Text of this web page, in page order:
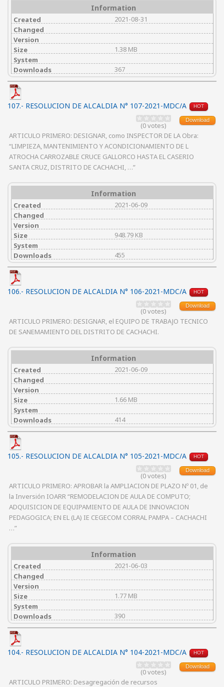
Information
Created
2021-08-31
Changed
Version
Size
1.38 MB
System
Downloads
367
107.- RESOLUCION DE ALCALDIA N° 107-2021-MDC/A HOT
Download
(0 votes)
ARTICULO PRIMERO: DESIGNAR, como INSPECTOR DE LA Obra:
“LIMPIEZA, MANTENIMIENTO Y ACONDICIONAMIENTO DE L
ATROCHA CARROZABLE CRUCE GALLORCO HASTA EL CASERIO
SANTA CRUZ, DISTRITO DE CACHACHI, …”
Information
Created
2021-06-09
Changed
Version
Size
948.79 KB
System
Downloads
455
106.- RESOLUCION DE ALCALDIA N° 106-2021-MDC/A HOT
Download
(0 votes)
ARTICULO PRIMERO: DESIGNAR, el EQUIPO DE TRABAJO TECNICO
DE SANEMAMIENTO DEL DISTRITO DE CACHACHI.
Information
Created
2021-06-09
Changed
Version
Size
1.66 MB
System
Downloads
414
105.- RESOLUCION DE ALCALDIA N° 105-2021-MDC/A HOT
Download
(0 votes)
ARTICULO PRIMERO: APROBAR la AMPLIACION DE PLAZO Nº 01, de
la Inversión IOARR “REMODELACION DE AULA DE COMPUTO;
ADQUISICION DE EQUIPAMIENTO DE AULA DE INNOVACION
PEDAGOGICA; EN EL (LA) IE CEGECOM CORRAL PAMPA – CACHACHI
…”
Information
Created
2021-06-03
Changed
Version
Size
1.77 MB
System
Downloads
390
104.- RESOLUCION DE ALCALDIA N° 104-2021-MDC/A HOT
Download
(0 votes)
ARTICULO PRIMERO: Desagregación de recursos